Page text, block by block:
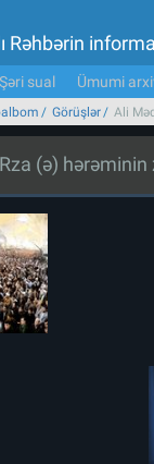
Rəhbərin
Şəri sual Ümumi
Görüşlər Ali
(ə)